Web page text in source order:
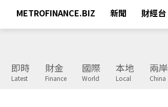
METROFINANCE.BIZ 新聞 財經台
即時
Latest
財金
Finance
國際
World
本地
Local
兩岸
China